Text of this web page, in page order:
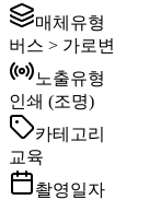
매체유형
버스 > 가로변
노출유형
인쇄 (조명)
카테고리
교육
촬영일자